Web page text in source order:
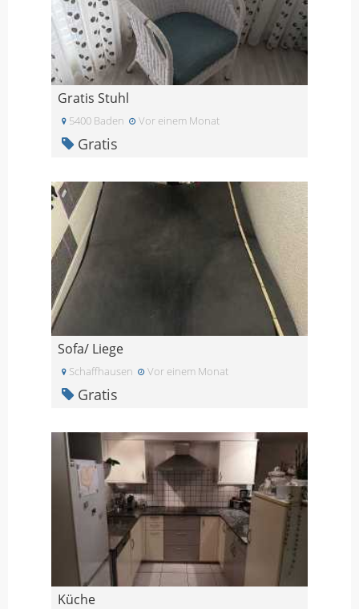
Gratis Stuhl
5400 Baden Vor einem Monat
Gratis
Sofa/ Liege
Schaffhausen Vor einem Monat
Gratis
Küche